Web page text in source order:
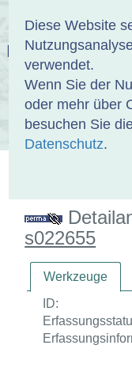
Diese Website
verwendet.
Wenn Sie der
oder mehr über
besuchen Sie
Datenschutz.
ÜBER UNS
s022655
Werkzeuge
ID: